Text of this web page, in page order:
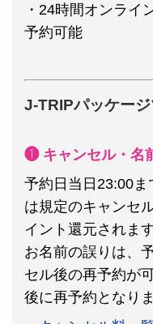
・24時間オンライ
予約可能
J-TRIPパッケー
❶ キャンセル・名
予約日当日23:00
は規定のキャンセ
イント還元されます
お名前の誤りは、
セル後の再予約が
後に再予約となりま